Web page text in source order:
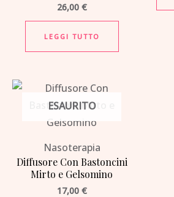
26,00 €
LEGGI TUTTO
ESAURITO
Nasoterapia
Diffusore Con Bastoncini
Mirto e Gelsomino
17,00 €